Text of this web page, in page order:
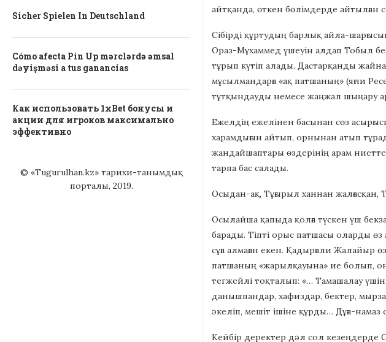
Sicher Spielen In Deutschland
Cómo afecta Pin Up mərclərdə əmsal
dəyişməsi a tus ganancias
Как использовать 1xBet бонусы и
акции для игроков максимально
эффективно
© «Tugurulhan.kz» тарихи-танымдық
порталы, 2019.
айтқанда, өткен бөлімдерде айтылған
Сібірді құртудың барлық айла-
Ораз-Мұхаммед үшеуін алдап Тобыл
тұрып күтіп алады. Дастарқанды
мұсылмандарға «ақ патшаның» (яғни
тұтқындауды немесе жаңжал шыңару
Ежелдің ежелінен басынан сөз
харамдығын айтып, орнынан атып
жандайшаптары өздерінің арам
тарпа бас салады.
Осыдан-ақ, Тұғырыл ханнан жалғасқан,
Осылайша қапыда қолға түскен үш
барады. Тіпті орыс патшасы оларды өз
сұға алмаған екен. Қадырғали
патшаның «жарылқауына» ие болып,
тегжейлі тоқталып: «… Тамашалау
данышпандар, хафиздар, бектер,
әкеліп, мешіт ішіне құрды… Дұға-
Кейбір деректер дәл сол кезеңдерде